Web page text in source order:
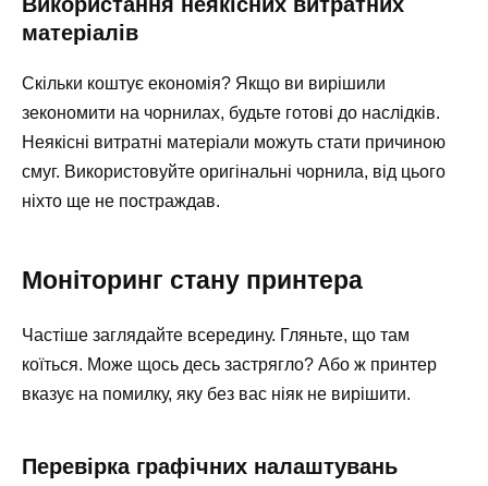
матеріалів
Скільки коштує економія? Якщо ви вирішили
зекономити на чорнилах, будьте готові до наслідків.
Неякісні витратні матеріали можуть стати причиною
смуг. Використовуйте оригінальні чорнила, від цього
ніхто ще не постраждав.
Моніторинг стану принтера
Частіше заглядайте всередину. Гляньте, що там
коїться. Може щось десь застрягло? Або ж принтер
вказує на помилку, яку без вас ніяк не вирішити.
Перевірка графічних налаштувань